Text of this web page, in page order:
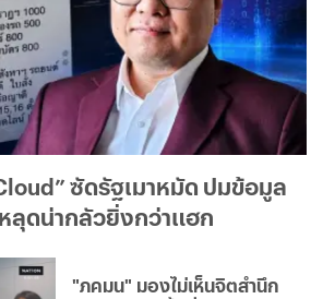
ซัดรัฐเมาหมัด ปมข้อมูล
ลุดน่ากลัวยิ่งกว่าแฮก
"ภคมน" มองไม่เห็นจิตสำนึก